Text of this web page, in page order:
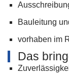
Bauleitung
vorhaben im
Das